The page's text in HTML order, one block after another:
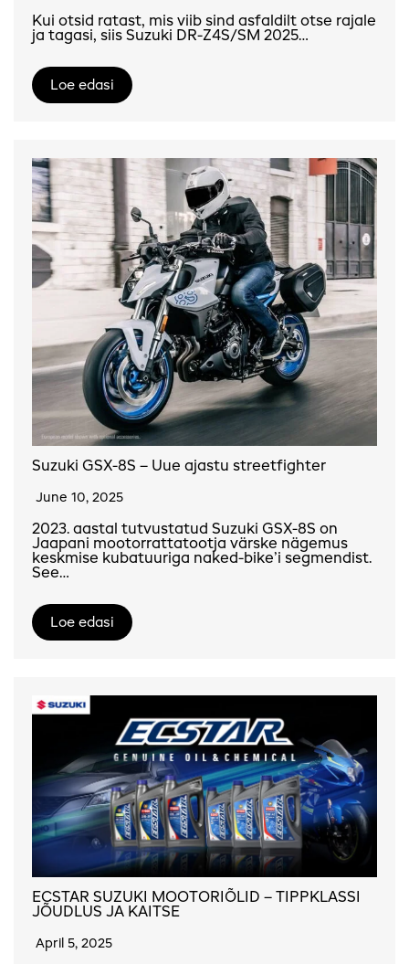
Kui otsid ratast, mis viib sind asfaldilt otse rajale
ja tagasi, siis Suzuki DR-Z4S/SM 2025…
Loe edasi
Suzuki GSX-8S – Uue ajastu streetfighter
June 10, 2025
2023. aastal tutvustatud Suzuki GSX-8S on
Jaapani mootorrattatootja värske nägemus
keskmise kubatuuriga naked-bike’i segmendist.
See…
Loe edasi
ECSTAR SUZUKI MOOTORIÕLID – TIPPKLASSI
JÕUDLUS JA KAITSE
April 5, 2025